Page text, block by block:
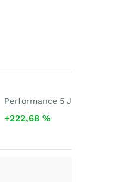
Performance 5 J
+222,68 %